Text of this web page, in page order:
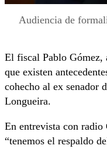
Audiencia de
El fiscal Pablo Gómez,
que existen
cohecho al ex senador
Longueira.
En entrevista con
“tenemos el respaldo